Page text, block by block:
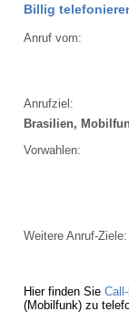
Billig
Anruf vom:
Anrufziel:
Brasilien,
Vorwahlen:
Weitere Anruf-Ziele:
Hier finden Sie
(Mobilfunk) zu